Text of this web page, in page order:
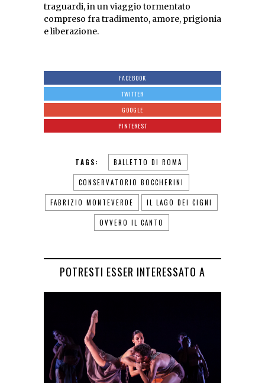
traguardi, in un viaggio tormentato
compreso fra tradimento, amore, prigionia
e liberazione.
FACEBOOK
TWITTER
GOOGLE
PINTEREST
TAGS: BALLETTO DI ROMA
CONSERVATORIO BOCCHERINI
FABRIZIO MONTEVERDE IL LAGO DEI CIGNI
OVVERO IL CANTO
POTRESTI ESSER INTERESSATO A